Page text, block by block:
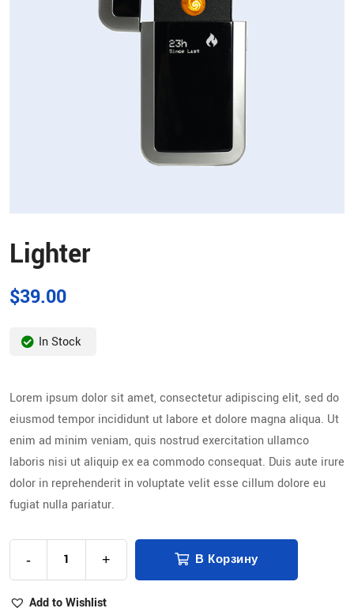
Lighter
$39.00
In Stock
Lorem ipsum dolor sit amet, consectetur adipiscing elit, sed do
eiusmod tempor incididunt ut labore et dolore magna aliqua. Ut
enim ad minim veniam, quis nostrud exercitation ullamco
laboris nisi ut aliquip ex ea commodo consequat. Duis aute irure
dolor in reprehenderit in voluptate velit esse cillum dolore eu
fugiat nulla pariatur.
- + В Корзину
Add to Wishlist